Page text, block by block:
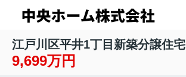
江戸川区平井1丁目新築分譲住宅
9,699万円